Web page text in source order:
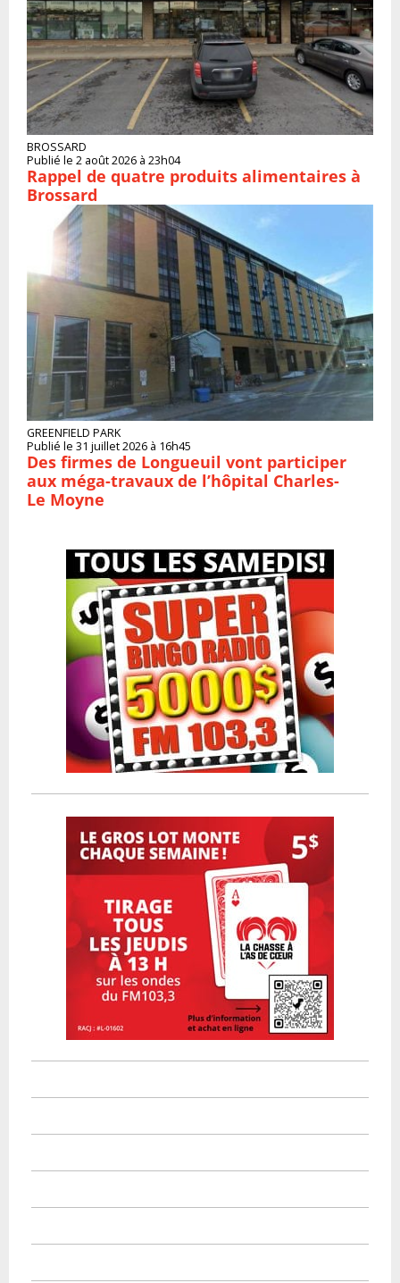
BROSSARD
Publié le 2 août 2026 à 23h04
Rappel de quatre produits alimentaires à
Brossard
GREENFIELD PARK
Publié le 31 juillet 2026 à 16h45
Des firmes de Longueuil vont participer
aux méga-travaux de l’hôpital Charles-
Le Moyne